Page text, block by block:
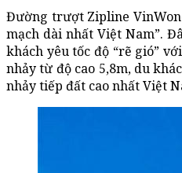
Đường trượt Zipline
mạch dài nhất Việt Nam”.
khách yêu tốc độ “rẽ gió”
nhảy từ độ cao 5,8m, du
nhảy tiếp đất cao nhất Việt